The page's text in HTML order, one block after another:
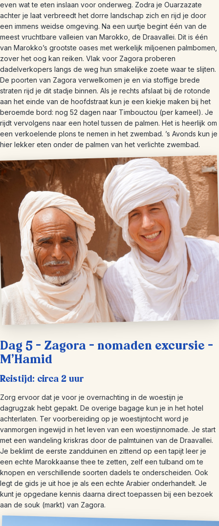
even wat te eten inslaan voor onderweg. Zodra je Ouarzazate
achter je laat verbreedt het dorre landschap zich en rijd je door
een immens weidse omgeving. Na een uurtje begint één van de
meest vruchtbare valleien van Marokko, de Draavallei. Dit is één
van Marokko’s grootste oases met werkelijk miljoenen palmbomen,
zover het oog kan reiken. Vlak voor Zagora proberen
dadelverkopers langs de weg hun smakelijke zoete waar te slijten.
De poorten van Zagora verwelkomen je en via stoffige brede
straten rijd je dit stadje binnen. Als je rechts afslaat bij de rotonde
aan het einde van de hoofdstraat kun je een kiekje maken bij het
beroemde bord: nog 52 dagen naar Timbouctou (per kameel). Je
rijdt vervolgens naar een hotel tussen de palmen. Het is heerlijk om
een verkoelende plons te nemen in het zwembad. ’s Avonds kun je
hier lekker eten onder de palmen van het verlichte zwembad.
Dag 5 – Zagora – nomaden excursie –
M’Hamid
Reistijd: circa 2 uur
Zorg ervoor dat je voor je overnachting in de woestijn je
dagrugzak hebt gepakt. De overige bagage kun je in het hotel
achterlaten. Ter voorbereiding op je woestijntocht word je
vanmorgen ingewijd in het leven van een woestijnnomade. Je start
met een wandeling kriskras door de palmtuinen van de Draavallei.
Je beklimt de eerste zandduinen en zittend op een tapijt leer je
een echte Marokkaanse thee te zetten, zelf een tulband om te
knopen en verschillende soorten dadels te onderscheiden. Ook
legt de gids je uit hoe je als een echte Arabier onderhandelt. Je
kunt je opgedane kennis daarna direct toepassen bij een bezoek
aan de souk (markt) van Zagora.